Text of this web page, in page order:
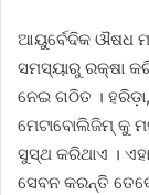
ଆୟୁର୍ବେଦିକ ଔଷଧ
ସମସ୍ୟାରୁ ରକ୍ଷା
ନେଇ ଗଠିତ ।
ମେଟାବୋଲିଜିମ୍ କୁ
ସୁସ୍ଥ କରିଥାଏ ।
ସେବନ କରନ୍ତି